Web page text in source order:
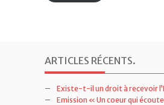
ARTICLES RÉCENTS.
Existe-t-il un droit à recevoir
Emission « Un coeur qui